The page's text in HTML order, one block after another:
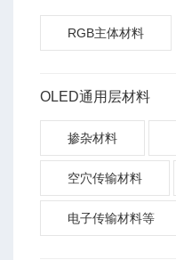
RGB主体材料
OLED通用层材料
掺杂材料
空穴传输材料
电子传输材料等